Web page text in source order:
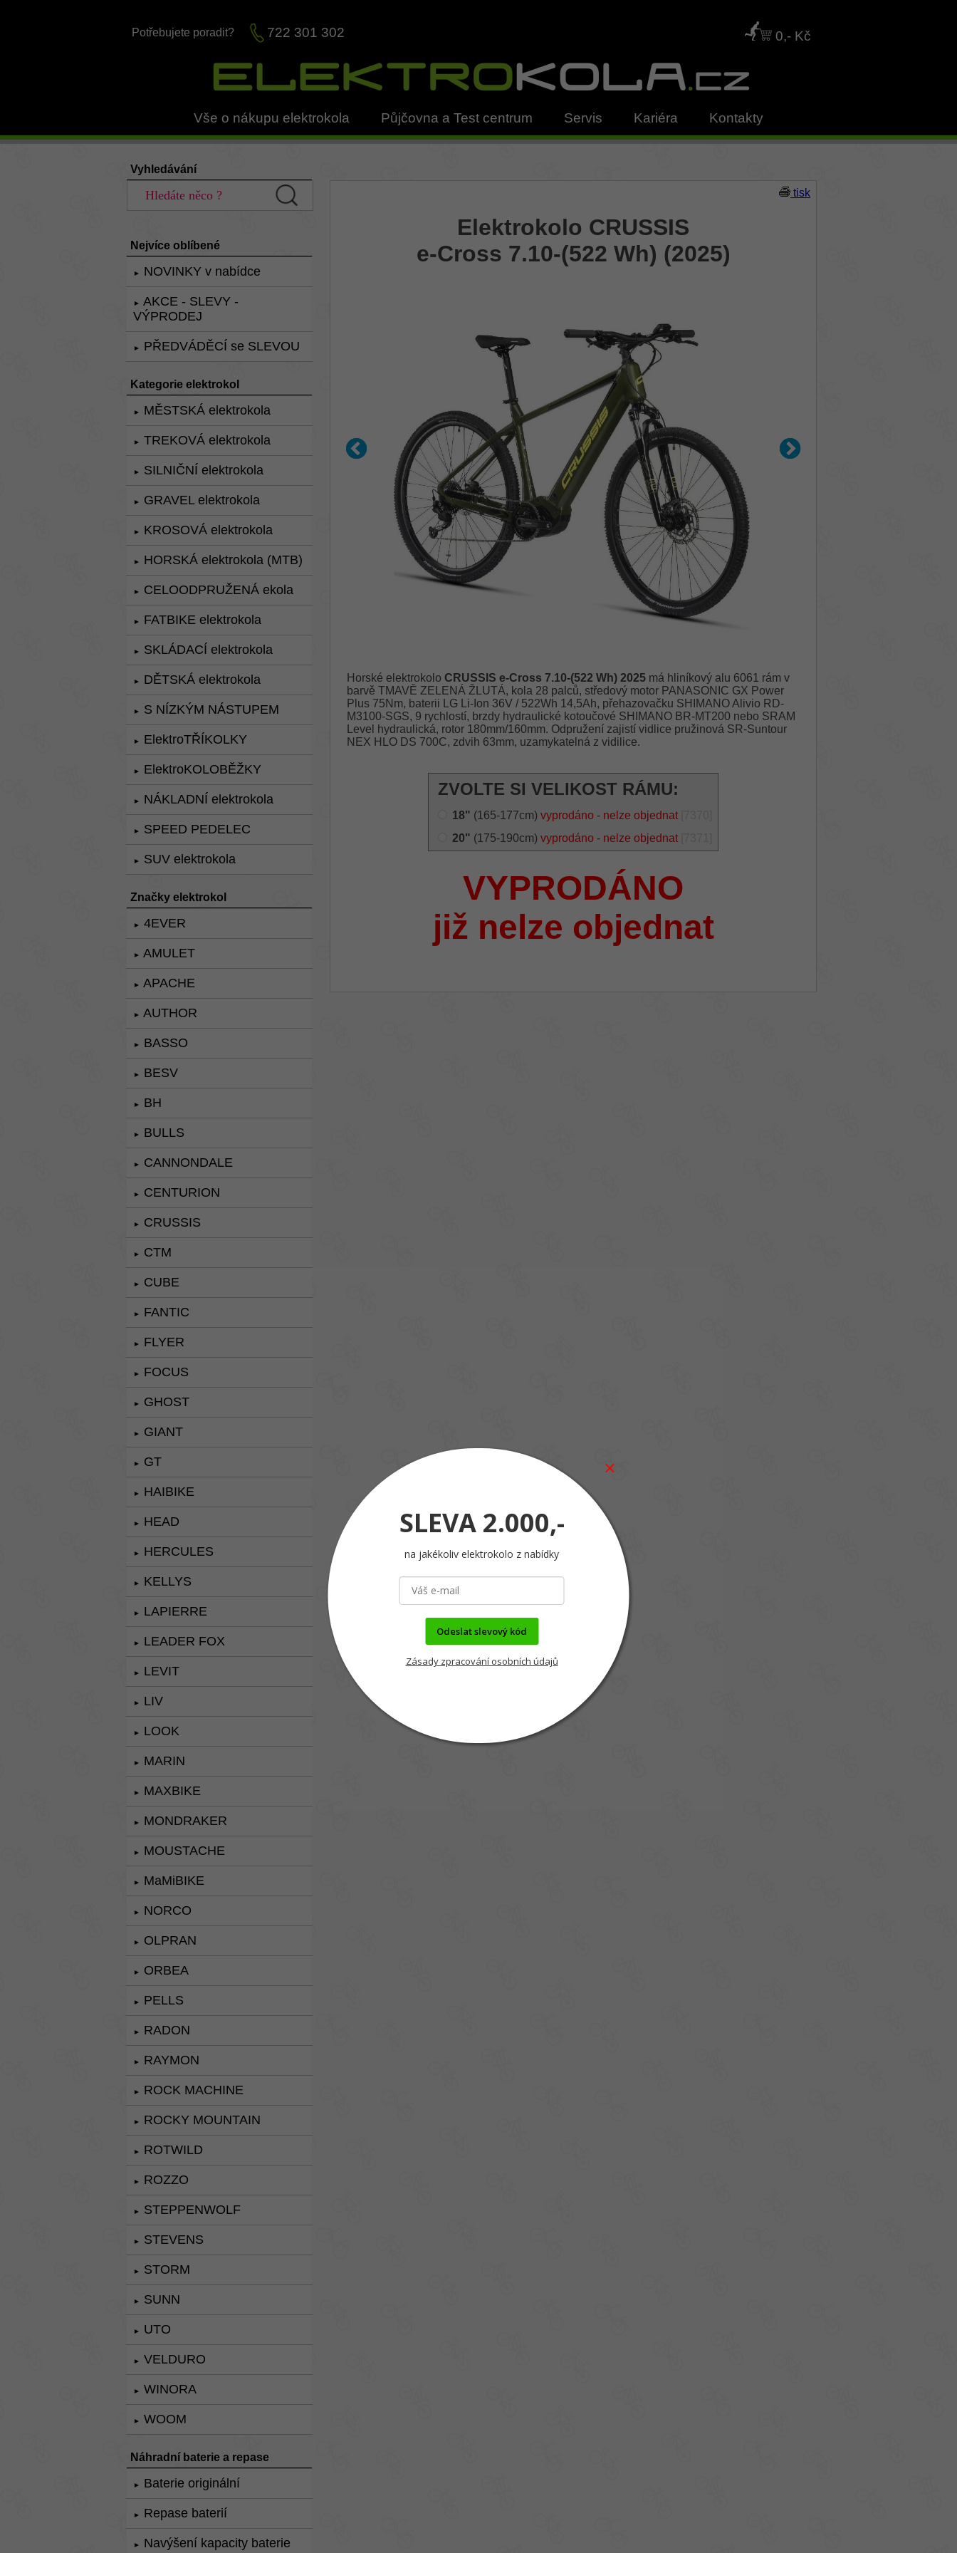
Potřebujete poradit? 722 301 302 0,- Kč
Vše o nákupu elektrokola Půjčovna a Test centrum Servis Kariéra Kontakty
Vyhledávání
Nejvíce oblíbené
► NOVINKY v nabídce
►
AKCE - SLEVY -
VÝPRODEJ
► PŘEDVÁDĚCÍ se SLEVOU
Kategorie elektrokol
► MĚSTSKÁ elektrokola
► TREKOVÁ elektrokola
► SILNIČNÍ elektrokola
► GRAVEL elektrokola
► KROSOVÁ elektrokola
► HORSKÁ elektrokola (MTB)
► CELOODPRUŽENÁ ekola
► FATBIKE elektrokola
► SKLÁDACÍ elektrokola
► DĚTSKÁ elektrokola
► S NÍZKÝM NÁSTUPEM
► ElektroTŘÍKOLKY
► ElektroKOLOBĚŽKY
► NÁKLADNÍ elektrokola
► SPEED PEDELEC
► SUV elektrokola
Značky elektrokol
► 4EVER
► AMULET
► APACHE
► AUTHOR
► BASSO
► BESV
► BH
► BULLS
► CANNONDALE
► CENTURION
► CRUSSIS
► CTM
► CUBE
► FANTIC
► FLYER
► FOCUS
► GHOST
► GIANT
► GT
► HAIBIKE
► HEAD
► HERCULES
► KELLYS
► LAPIERRE
► LEADER FOX
► LEVIT
► LIV
► LOOK
► MARIN
► MAXBIKE
► MONDRAKER
► MOUSTACHE
► MaMiBIKE
► NORCO
► OLPRAN
► ORBEA
► PELLS
► RADON
► RAYMON
► ROCK MACHINE
► ROCKY MOUNTAIN
► ROTWILD
► ROZZO
► STEPPENWOLF
► STEVENS
► STORM
► SUNN
► UTO
► VELDURO
► WINORA
► WOOM
Náhradní baterie a repase
► Baterie originální
► Repase baterií
► Navýšení kapacity baterie
tisk
Elektrokolo CRUSSIS
e-Cross 7.10-(522 Wh) (2025)
Horské elektrokolo CRUSSIS e-Cross 7.10-(522 Wh) 2025má hliníkový alu 6061 rám v
barvě TMAVĚ ZELENÁ ŽLUTÁ, kola 28 palců, středový motor PANASONIC GX Power
Plus 75Nm, baterii LG Li-Ion 36V / 522Wh 14,5Ah, přehazovačku SHIMANO Alivio RD-
M3100-SGS, 9 rychlostí, brzdy hydraulické kotoučové SHIMANO BR-MT200 nebo SRAM
Level hydraulická, rotor 180mm/160mm. Odpružení zajistí vidlice pružinová SR-Suntour
NEX HLO DS 700C, zdvih 63mm, uzamykatelná z vidilice.
ZVOLTE SI VELIKOST RÁMU:
18" (165-177cm) vyprodáno - nelze objednat
20" (175-190cm) vyprodáno - nelze objednat
VYPRODÁNO
již nelze objednat
SLEVA 2.000,-
na jakékoliv elektrokolo z nabídky
Odeslat slevový kód
Zásady zpracování osobních údajů